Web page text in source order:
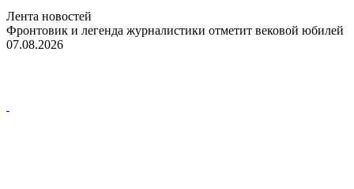
Лента новостей
Фронтовик и легенда журналистики отметит вековой юбилей
07.08.2026